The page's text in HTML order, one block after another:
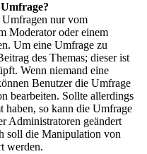
nur vom
Moderator oder einem
Um eine Umfrage zu
des Themas; dieser ist
Wenn niemand eine
Benutzer die Umfrage
bearbeiten. Sollte allerdings
haben, so kann die Umfrage
Administratoren geändert
soll die Manipulation von
werden.